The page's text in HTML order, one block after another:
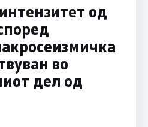
од
во
дел од